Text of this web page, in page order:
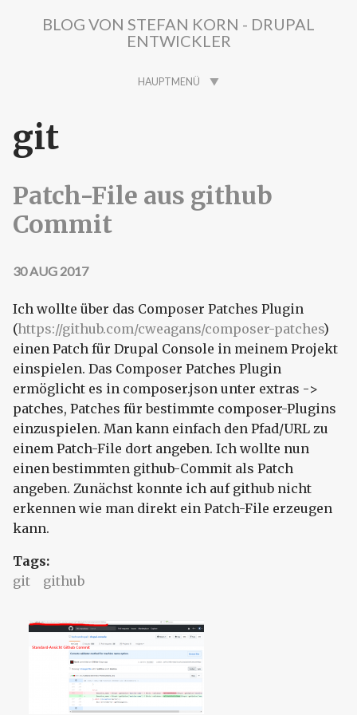
BLOG VON STEFAN KORN - DRUPAL
ENTWICKLER
HAUPTMENÜ
git
Patch-File aus github
Commit
30 AUG 2017
Ich wollte über das Composer Patches Plugin
(https://github.com/cweagans/composer-patches)
einen Patch für Drupal Console in meinem Projekt
einspielen. Das Composer Patches Plugin
ermöglicht es in composer.json unter extras ->
patches, Patches für bestimmte composer-Plugins
einzuspielen. Man kann einfach den Pfad/URL zu
einem Patch-File dort angeben. Ich wollte nun
einen bestimmten github-Commit als Patch
angeben. Zunächst konnte ich auf github nicht
erkennen wie man direkt ein Patch-File erzeugen
kann.
Tags:
git
github